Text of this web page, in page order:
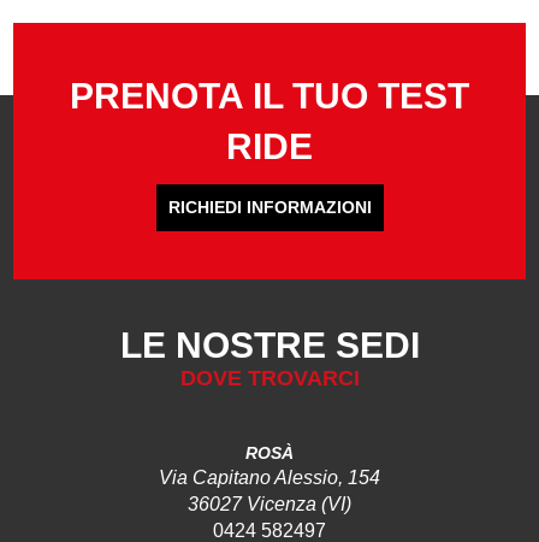
PRENOTA IL TUO TEST
RIDE
RICHIEDI INFORMAZIONI
LE NOSTRE SEDI
DOVE TROVARCI
ROSÀ
Via Capitano Alessio, 154
36027 Vicenza (VI)
0424 582497